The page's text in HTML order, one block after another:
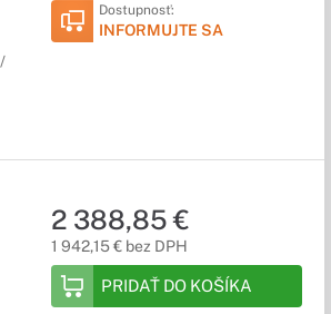
s dotykovým LCD displejom sú
Dostupnosť:
INFORMUJTE SA
2 388,85 €
1 942,15 € bez DPH
PRIDAŤ DO KOŠÍKA